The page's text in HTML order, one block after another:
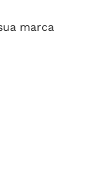
marca